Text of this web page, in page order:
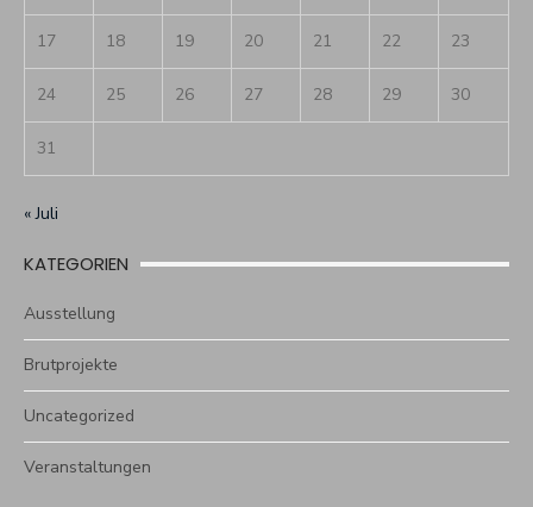
17 18 19 20 21 22 23
24 25 26 27 28 29 30
31
« Juli
KATEGORIEN
Ausstellung
Brutprojekte
Uncategorized
Veranstaltungen